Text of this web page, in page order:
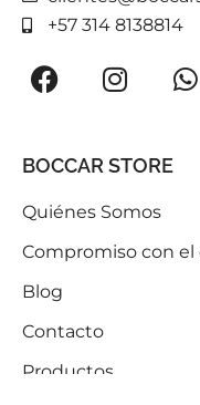
+57 314 8138814
BOCCAR STORE
Quiénes Somos
Compromiso con el
Blog
Contacto
Productos